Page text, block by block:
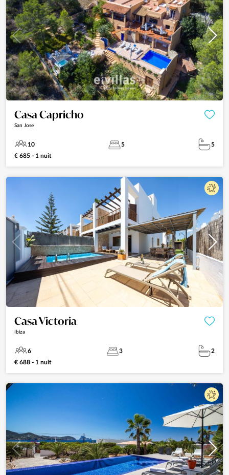
Casa Capricho
San Jose
10 5
5
€ 685 - 1 nuit
Casa Victoria
Ibiza
6 3
2
€ 688 - 1 nuit